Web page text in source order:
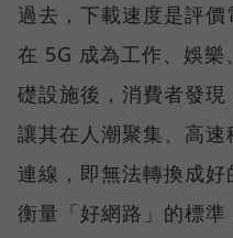
過去，下載速度是評
在 5G 成為工作、娛樂
礎設施後，消費者發
讓其在人潮聚集、高
連線，即無法轉換成好
衡量「好網路」的標